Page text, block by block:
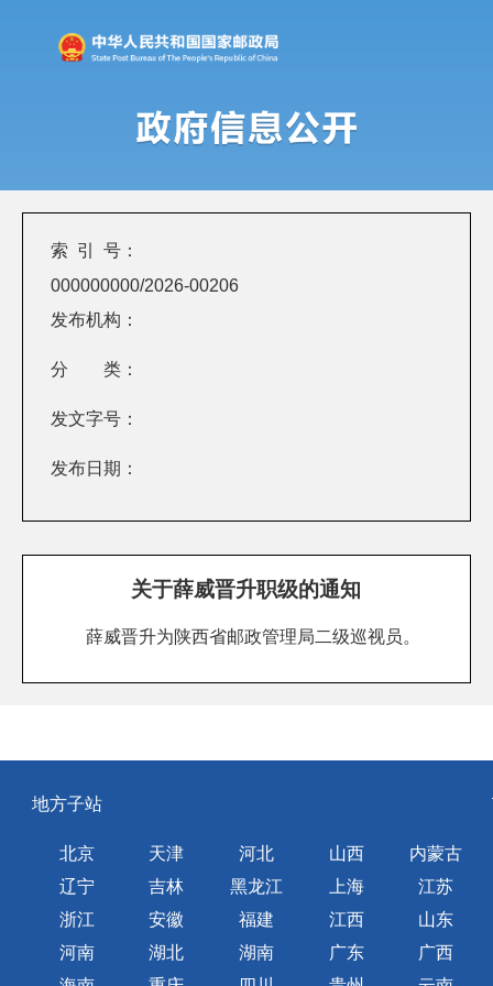
索 引 号：
000000000/2026-00206
发布机构：
分 类：
发文字号：
发布日期：
关于薛威晋升职级的通知
薛威晋升为陕西省邮政管理局二级巡视员。
地方子站
北京 天津 河北 山西
内蒙古
辽宁
吉林 黑龙江 上海
江苏
浙江
安徽 福建 江西
山东
河南
湖北 湖南 广东
广西